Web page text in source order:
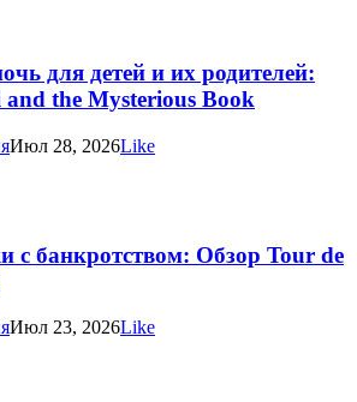
для детей и их родителей:
and the Mysterious Book
Июл 28, 2026Like
с банкротством: Обзор Tour de
Июл 23, 2026Like